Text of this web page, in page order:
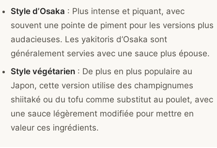
Style d’Osaka : Plus intense et piquant, avec
souvent une pointe de piment pour les versions plus
audacieuses. Les yakitoris d’Osaka sont
généralement servies avec une sauce plus épouse.
Style végétarien : De plus en plus populaire au
Japon, cette version utilise des champignumes
shiitaké ou du tofu comme substitut au poulet, avec
une sauce légèrement modifiée pour mettre en
valeur ces ingrédients.